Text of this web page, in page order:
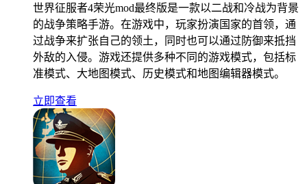
世界征服者4荣光mod最终版是一款以二战和冷战为背景
的战争策略手游。在游戏中，玩家扮演国家的首领，通
过战争来扩张自己的领土，同时也可以通过防御来抵挡
外敌的入侵。游戏还提供多种不同的游戏模式，包括标
准模式、大地图模式、历史模式和地图编辑器模式。
立即查看